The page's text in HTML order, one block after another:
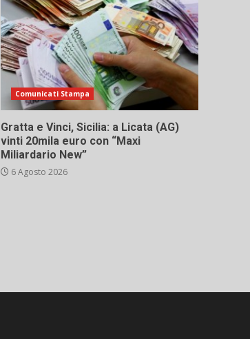
Comunicati Stampa
Gratta e Vinci, Sicilia: a Licata (AG)
vinti 20mila euro con “Maxi
Miliardario New”
6 Agosto 2026